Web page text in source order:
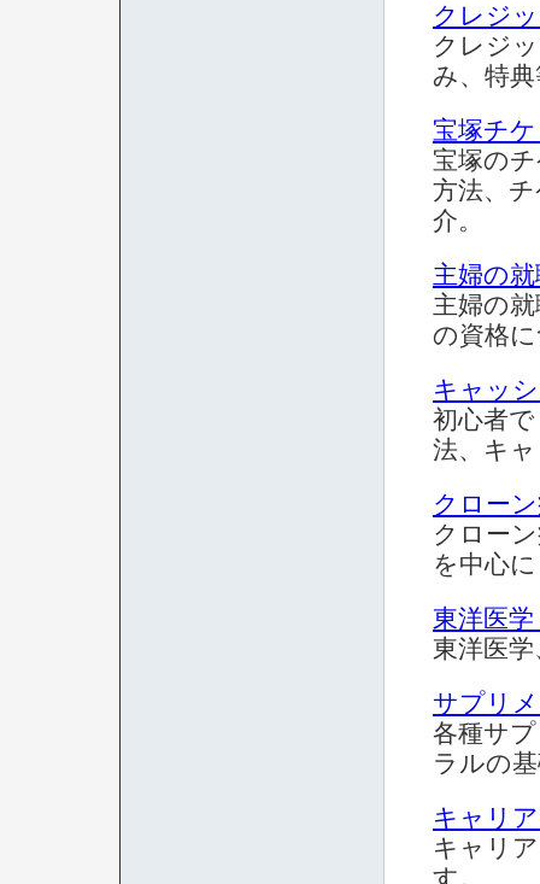
クレジ
クレジ
み、特
宝塚チ
宝塚の
方法、
介。
主婦の
主婦の
の資格
キャッ
初心者
法、キ
クロー
クロー
を中心
東洋医
東洋医
サプリ
各種サ
ラルの
キャリ
キャリ
す。